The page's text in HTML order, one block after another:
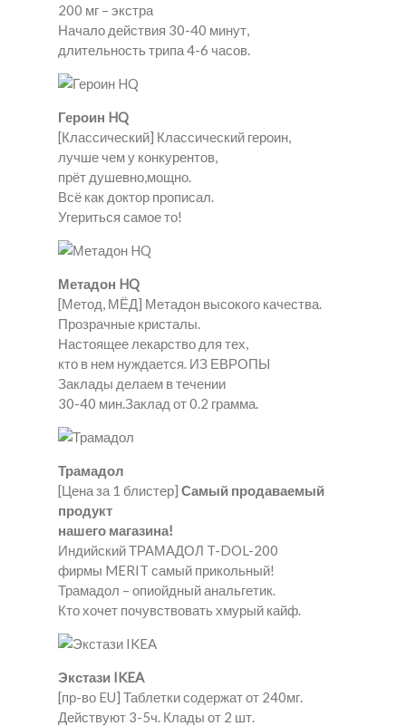
200 мг – экстра
Начало действия 30-40 минут,
длительность трипа 4-6 часов.
Героин HQ
[Классический] Классический героин,
лучше чем у конкурентов,
прёт душевно,мощно.
Всё как доктор прописал.
Угериться самое то!
Метадон HQ
[Метод, МЁД] Метадон высокого качества.
Прозрачные кристалы.
Настоящее лекарство для тех,
кто в нем нуждается. ИЗ ЕВРОПЫ
Заклады делаем в течении
30-40 мин.Заклад от 0.2 грамма.
Трамадол
[Цена за 1 блистер] Самый продаваемый
продукт
нашего магазина!
Индийский ТРАМАДОЛ T-DOL-200
фирмы MERIT самый прикольный!
Трамадол – опиойдный анальгетик.
Кто хочет почувствовать хмурый кайф.
Экстази IKEA
[пр-во EU] Таблетки содержат от 240мг.
Действуют 3-5ч. Клады от 2 шт.